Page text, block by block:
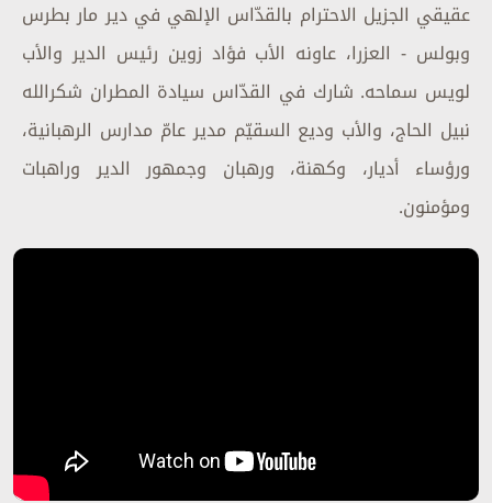
عقيقي الجزيل الاحترام بالقدّاس الإلهي في دير مار بطرس
وبولس - العزرا، عاونه الأب فؤاد زوين رئيس الدير والأب
لويس سماحه. شارك في القدّاس سيادة المطران شكرالله
نبيل الحاج، والأب وديع السقيّم مدير عامّ مدارس الرهبانية،
ورؤساء أديار، وكهنة، ورهبان وجمهور الدير وراهبات
ومؤمنون.